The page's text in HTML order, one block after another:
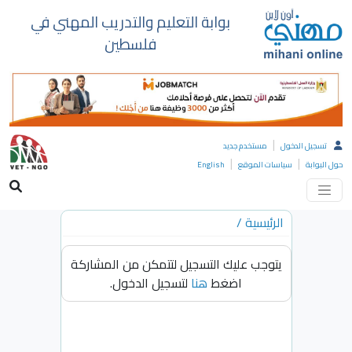
بوابة التعليم والتدريب المهني في
فلسطين
تسجيل الدخول | مستخدم جديد
حول البوابة | سياسات الموقع |
English
الرئيسية/
يتوجب عليك التسجيل لتتمكن من المشاركة
اضغطهنا لتسجيل الدخول.